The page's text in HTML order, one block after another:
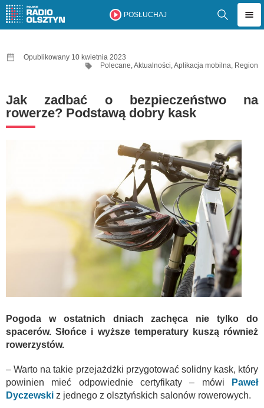
POSŁUCHAJ
Opublikowany 10 kwietnia 2023
Polecane,Aktualności,Aplikacja mobilna, Region
Jak zadbać o bezpieczeństwo na
rowerze? Podstawą dobry kask
Pogoda w ostatnich dniach zachęca nie tylko do
spacerów. Słońce i wyższe temperatury kuszą również
rowerzystów.
– Warto na takie przejażdżki przygotować solidny kask, który
powinien mieć odpowiednie certyfikaty – mówi
Paweł
Dyczewski z jednego z olsztyńskich salonów rowerowych.